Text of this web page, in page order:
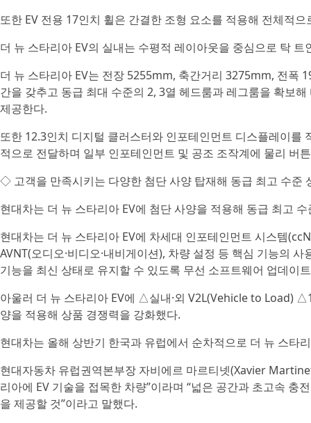
또한 EV 전용 17인치 휠은 간결한 조형 요소를 적용해 전체적
더 뉴 스타리아 EV의 실내는 수평적 레이아웃을 중심으로 탁 트
더 뉴 스타리아 EV는 전장 5255mm, 축간거리 3275mm, 전폭
간을 갖추고 동급 최대 수준의 2, 3열 헤드룸과 레그룸을 확보
제공한다.
또한 12.3인치 디지털 클러스터와 인포테인먼트 디스플레이를
적으로 전달하며 일부 인포테인먼트 및 공조 조작계에 물리 버
◇ 고객을 만족시키는 다양한 첨단 사양 탑재해 동급 최고 수준
현대차는 더 뉴 스타리아 EV에 첨단 사양을 적용해 동급 최고
현대차는 더 뉴 스타리아 EV에 차세대 인포테인먼트 시스템
AVNT(오디오·비디오·내비게이션), 차량 설정 등 핵심 기능의
기능을 최신 상태로 유지할 수 있도록 무선 소프트웨어 업데이
아울러 더 뉴 스타리아 EV에 △실내·외 V2L(Vehicle to Load)
양을 적용해 상품 경쟁력을 강화했다.
현대차는 올해 상반기 한국과 유럽에서 순차적으로 더 뉴 스타
현대자동차 유럽권역본부장 자비에르 마르티넷(Xavier
리아에 EV 기술을 접목한 차량”이라며 “넓은 공간과 초고속 충
을 제공할 것”이라고 말했다.